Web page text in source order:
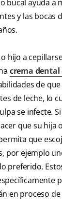
bucal ayuda a
y las bocas
hijo a
crema
de
de leche, lo
se infecte.
que su hija
que
por ejemplo
preferido.
en proceso